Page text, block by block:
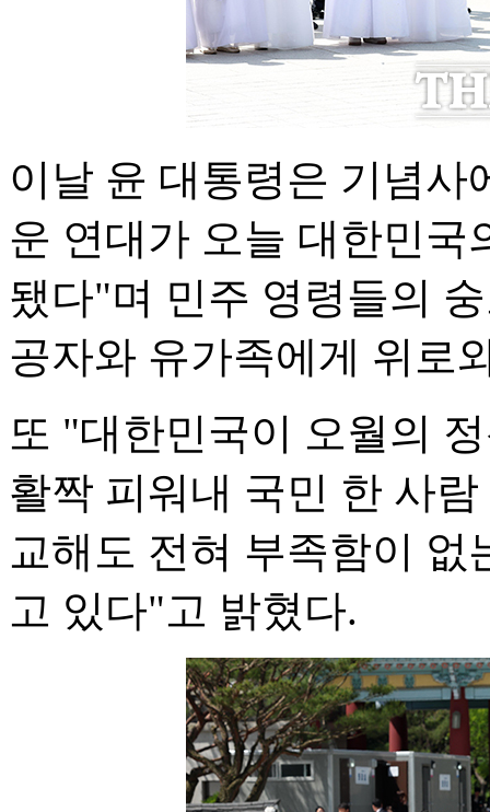
이날 윤 대통령은 기념사
운 연대가 오늘 대한민국
됐다"며 민주 영령들의
공자와 유가족에게 위로
또 "대한민국이 오월의
활짝 피워내 국민 한 사
교해도 전혀 부족함이
고 있다"고 밝혔다.